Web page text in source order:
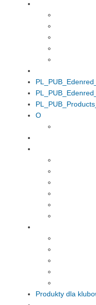
O
Produkty dla